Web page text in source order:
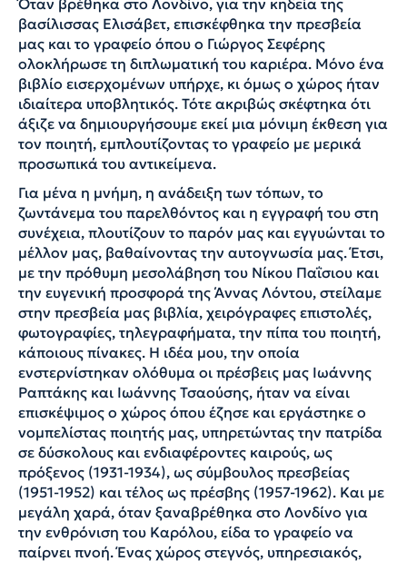
βασίλισσας Ελισάβετ, επισκέφθηκα την πρεσβεία
μας και το γραφείο όπου ο Γιώργος Σεφέρης
ολοκλήρωσε τη διπλωματική του καριέρα. Μόνο ένα
βιβλίο εισερχομένων υπήρχε, κι όμως ο χώρος ήταν
ιδιαίτερα υποβλητικός. Τότε ακριβώς σκέφτηκα ότι
άξιζε να δημιουργήσουμε εκεί μια μόνιμη έκθεση για
τον ποιητή, εμπλουτίζοντας το γραφείο με μερικά
προσωπικά του αντικείμενα.
Για μένα η μνήμη, η ανάδειξη των τόπων, το
ζωντάνεμα του παρελθόντος και η εγγραφή του στη
συνέχεια, πλουτίζουν το παρόν μας και εγγυώνται το
μέλλον μας, βαθαίνοντας την αυτογνωσία μας. Έτσι,
με την πρόθυμη μεσολάβηση του Νίκου Παΐσιου και
την ευγενική προσφορά της Άννας Λόντου, στείλαμε
στην πρεσβεία μας βιβλία, χειρόγραφες επιστολές,
φωτογραφίες, τηλεγραφήματα, την πίπα του ποιητή,
κάποιους πίνακες. Η ιδέα μου, την οποία
ενστερνίστηκαν ολόθυμα οι πρέσβεις μας Ιωάννης
Ραπτάκης και Ιωάννης Τσαούσης, ήταν να είναι
επισκέψιμος ο χώρος όπου έζησε και εργάστηκε ο
νομπελίστας ποιητής μας, υπηρετώντας την πατρίδα
σε δύσκολους και ενδιαφέροντες καιρούς, ως
πρόξενος (1931-1934), ως σύμβουλος πρεσβείας
(1951-1952) και τέλος ως πρέσβης (1957-1962). Και με
μεγάλη χαρά, όταν ξαναβρέθηκα στο Λονδίνο για
την ενθρόνιση του Καρόλου, είδα το γραφείο να
παίρνει πνοή. Ένας χώρος στεγνός, υπηρεσιακός,